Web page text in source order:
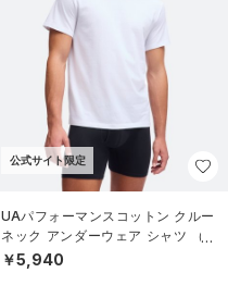
公式サイト限定
UAパフォーマンスコットン クルー
ネック アンダーウェア シャツ （2
枚セット）（ライフスタイル/ME
￥5,940